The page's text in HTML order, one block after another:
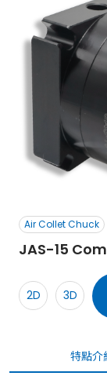
Air Collet Chuck
JAS-15
2D 3D
特點介